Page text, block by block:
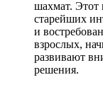
шахмат. Этот
старейших
и
взрослых,
развивают
решения.